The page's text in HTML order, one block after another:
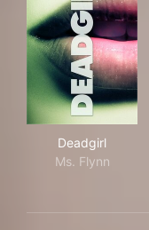
Deadgirl
Ms. Flynn